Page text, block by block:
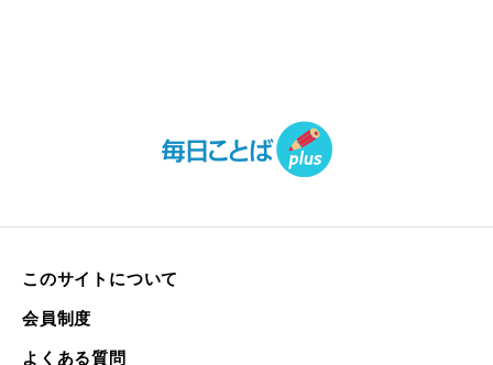
このサイトについて
会員制度
よくある質問